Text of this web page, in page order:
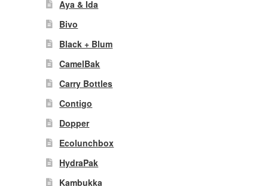
Aya & Ida
Bivo
Black + Blum
CamelBak
Carry Bottles
Contigo
Dopper
Ecolunchbox
HydraPak
Kambukka